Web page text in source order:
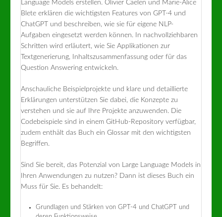
Language Models erstellen. Olivier Caelen und Marie-Alice
Blete erklären die wichtigsten Features von GPT-4 und
ChatGPT und beschreiben, wie sie für eigene NLP-
Aufgaben eingesetzt werden können. In nachvollziehbaren
Schritten wird erläutert, wie Sie Applikationen zur
Textgenerierung, Inhaltszusammenfassung oder für das
Question Answering entwickeln.
Anschauliche Beispielprojekte und klare und detaillierte
Erklärungen unterstützen Sie dabei, die Konzepte zu
verstehen und sie auf Ihre Projekte anzuwenden. Die
Codebeispiele sind in einem GitHub-Repository verfügbar,
zudem enthält das Buch ein Glossar mit den wichtigsten
Begriffen.
Sind Sie bereit, das Potenzial von Large Language Models in
Ihren Anwendungen zu nutzen? Dann ist dieses Buch ein
Muss für Sie. Es behandelt:
Grundlagen und Stärken von GPT-4 und ChatGPT und